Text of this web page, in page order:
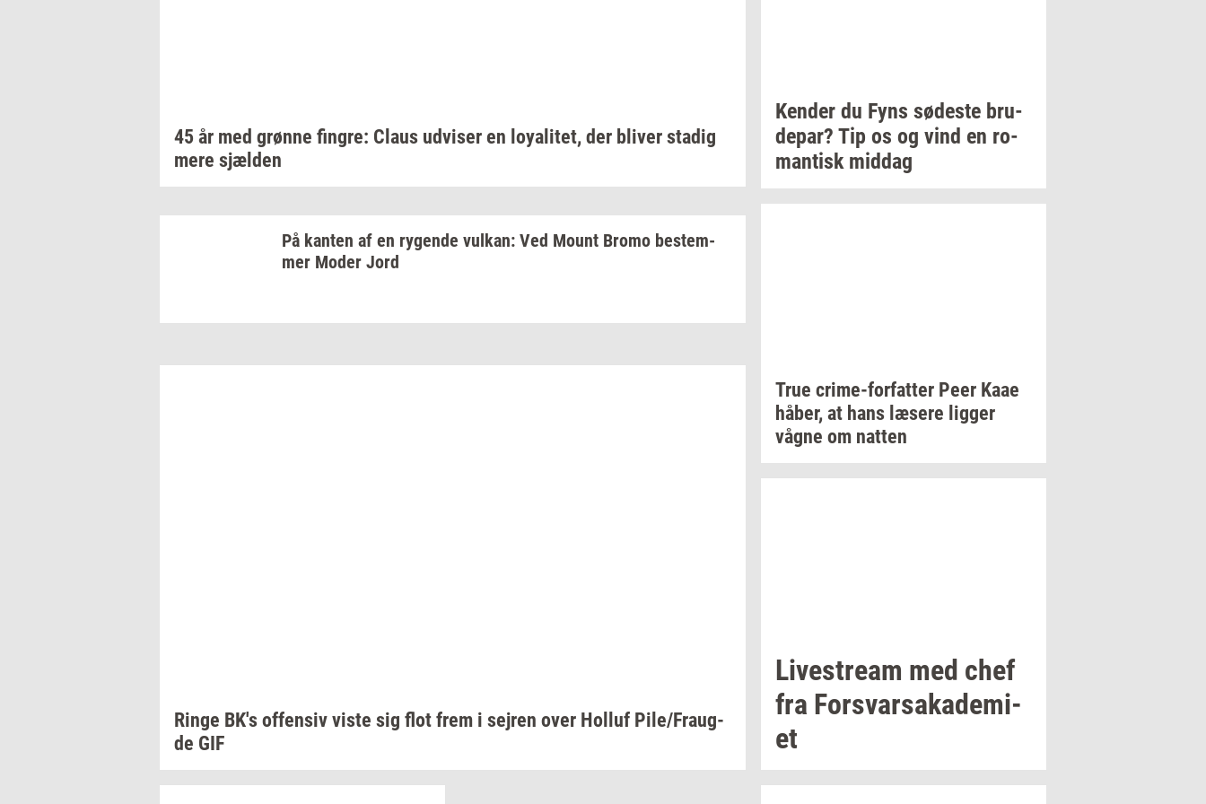
45 år med grøn­ne fin­gre: Claus ud­vi­ser en loy­a­li­tet, der bli­ver sta­dig
mere sjæl­den
På kan­ten af en ry­gen­de vulkan: Ved Mount Bromo be­stem­
mer Moder Jord
Ringe BK's of­fen­siv viste sig flot frem i sej­ren over Hol­luf Pile/Fraug­
de GIF
Ken­der du Fyns sø­de­ste bru­
de­par? Tip os og vind en ro­
man­tisk mid­dag
True crime-​forfatter Peer Kaae
håber, at hans læ­se­re lig­ger
vågne om nat­ten
Li­ve­stream med chef
fra For­svar­sa­ka­de­mi­
et